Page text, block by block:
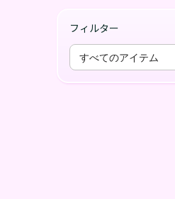
フィルター
すべてのアイテム